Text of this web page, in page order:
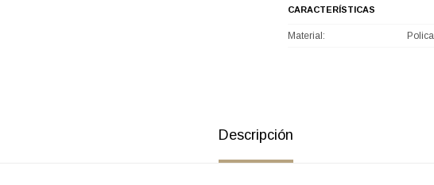
CARACTERÍSTICAS
Material
Descripción